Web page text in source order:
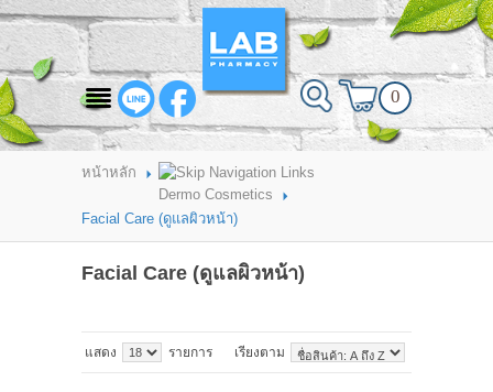
สินค้าที่สนใจ
HOME
ABOUT LAB PHARMACY
PRODUCT
BRANDS
แจ้งชำระเงิน
0
หน้าหลัก
Dermo Cosmetics
Facial Care (ดูแลผิวหน้า)
Facial Care (ดูแลผิวหน้า)
เรียงตาม
แสดง รายการ